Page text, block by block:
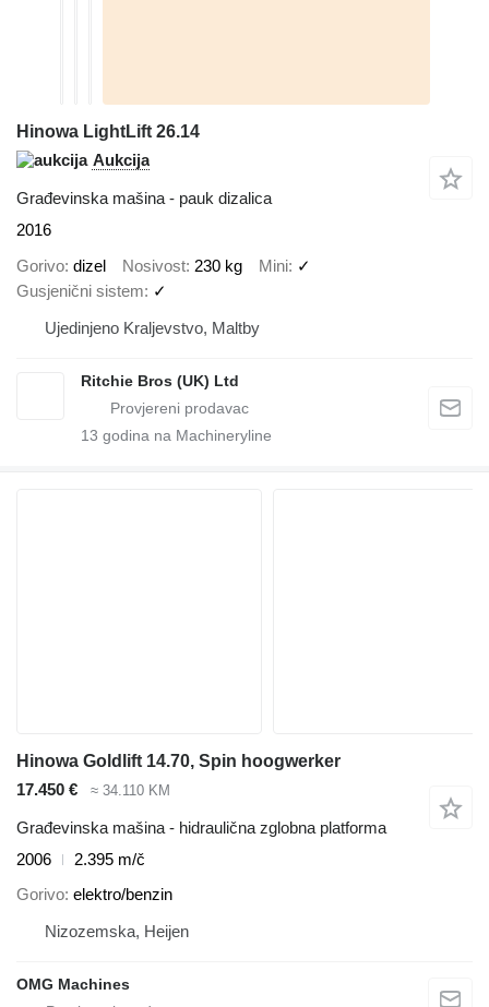
Hinowa LightLift 26.14
Aukcija
Građevinska mašina - pauk dizalica
2016
Gorivo dizel Nosivost 230 kg Mini ✓
Gusjenični sistem
✓
Ujedinjeno Kraljevstvo, Maltby
Ritchie Bros (UK) Ltd
13 godina na Machineryline
Hinowa Goldlift 14.70, Spin hoogwerker
17.450 €
≈ 34.110 KM
Građevinska mašina - hidraulična zglobna platforma
2006
2.395 m/č
Gorivo elektro/benzin
Nizozemska, Heijen
OMG Machines